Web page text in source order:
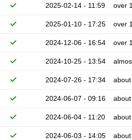
2025-02-14 - 11:59 over
2025-01-10 - 17:25 over
2024-12-06 - 16:54 over
2024-10-25 - 13:54
2024-07-26 - 17:34
2024-06-07 - 09:16
2024-06-04 - 11:20
2024-06-03 - 14:05